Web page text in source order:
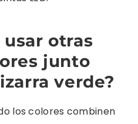
otras
junto
verde?
los colores combinen